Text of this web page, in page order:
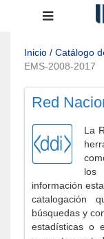
Menú
Inicio / Catálogo
EMS-2008-2017
Red
La
los
información
catalogación
búsquedas y
estadísticas o